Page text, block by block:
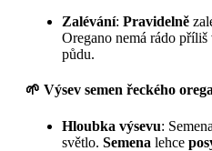
Zalévání: Pravidelně
Oregano nemá rádo
půdu.
🌱 Výsev semen řeckého
Hloubka výsevu:
světlo. Semena lehce